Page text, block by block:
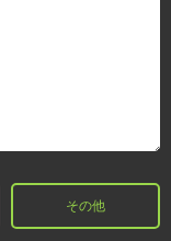
その他